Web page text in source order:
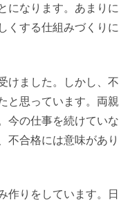
になります。あまりに
くする仕組みづくりに
けました。しかし、不
と思っています。両親
今の仕事を続けていな
不合格には意味があり
作りをしています。日